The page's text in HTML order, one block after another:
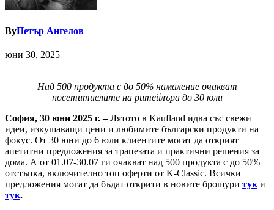
ByПетър Ангелов
юни 30, 2025
Над 500 продукта с до 50% намаление очакват
посетитиелите на ритейлъра до 30 юли
София, 30 юни 2025 г. –Лятото в Kaufland идва със свежи
идеи, изкушаващи цени и любимите български продукти на
фокус. От 30 юни до 6 юли клиентите могат да открият
апетитни предложения за трапезата и практични решения за
дома. А от 01.07-30.07 ги очакват над 500 продукта с до 50%
отстъпка, включително топ оферти от K-Classic. Всички
предложения могат да бъдат открити в новите брошури тук и
тук.